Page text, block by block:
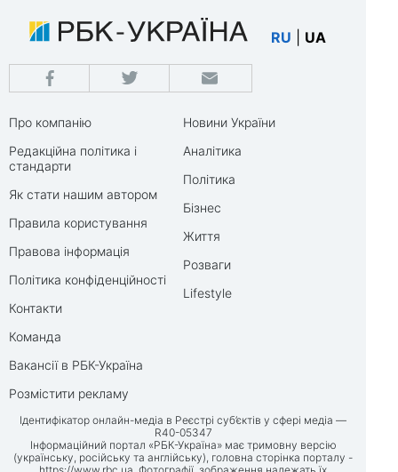
RU UA
Про компанію
Редакційна політика і
стандарти
Як стати нашим автором
Правила користування
Правова інформація
Політика конфіденційності
Контакти
Команда
Вакансії в РБК-Україна
Розмістити рекламу
Новини України
Аналітика
Політика
Бізнес
Життя
Розваги
Lifestyle
Ідентифікатор онлайн-медіа в Реєстрі суб’єктів у сфері медіа —
R40-05347
Інформаційний портал «РБК-Україна» має тримовну версію
(українську, російську та англійську), головна сторінка порталу -